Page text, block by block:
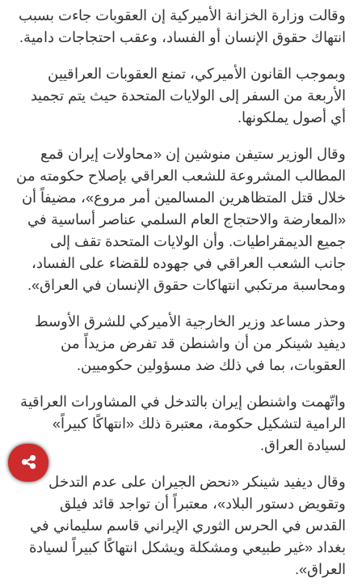
وقالت وزارة الخزانة الأميركية إن العقوبات جاءت بسبب
انتهاك حقوق الإنسان أو الفساد، وعقب احتجاجات دامية.
وبموجب القانون الأميركي، تمنع العقوبات العراقيين
الأربعة من السفر إلى الولايات المتحدة حيث يتم تجميد
أي أصول يملكونها.
وقال الوزير ستيفن منوشين إن «محاولات إيران قمع
المطالب المشروعة للشعب العراقي بإصلاح حكومته من
خلال قتل المتظاهرين المسالمين أمر مروع»، مضيفاً أن
«المعارضة والاحتجاج العام السلمي عناصر أساسية في
جميع الديمقراطيات. وأن الولايات المتحدة تقف إلى
جانب الشعب العراقي في جهوده للقضاء على الفساد،
ومحاسبة مرتكبي انتهاكات حقوق الإنسان في العراق».
وحذر مساعد وزير الخارجية الأميركي للشرق الأوسط
ديفيد شينكر من أن واشنطن قد تفرض مزيداً من
العقوبات، بما في ذلك ضد مسؤولين حكوميين.
واتّهمت واشنطن إيران بالتدخل في المشاورات العراقية
الرامية لتشكيل حكومة، معتبرة ذلك «انتهاكًا كبيراً»
لسيادة العراق.
وقال ديفيد شينكر «نحض الجيران على عدم التدخل
وتقويض دستور البلاد»، معتبراً أن تواجد قائد فيلق
القدس في الحرس الثوري الإيراني قاسم سليماني في
بغداد «غير طبيعي ومشكلة ويشكل انتهاكًا كبيراً لسيادة
العراق».